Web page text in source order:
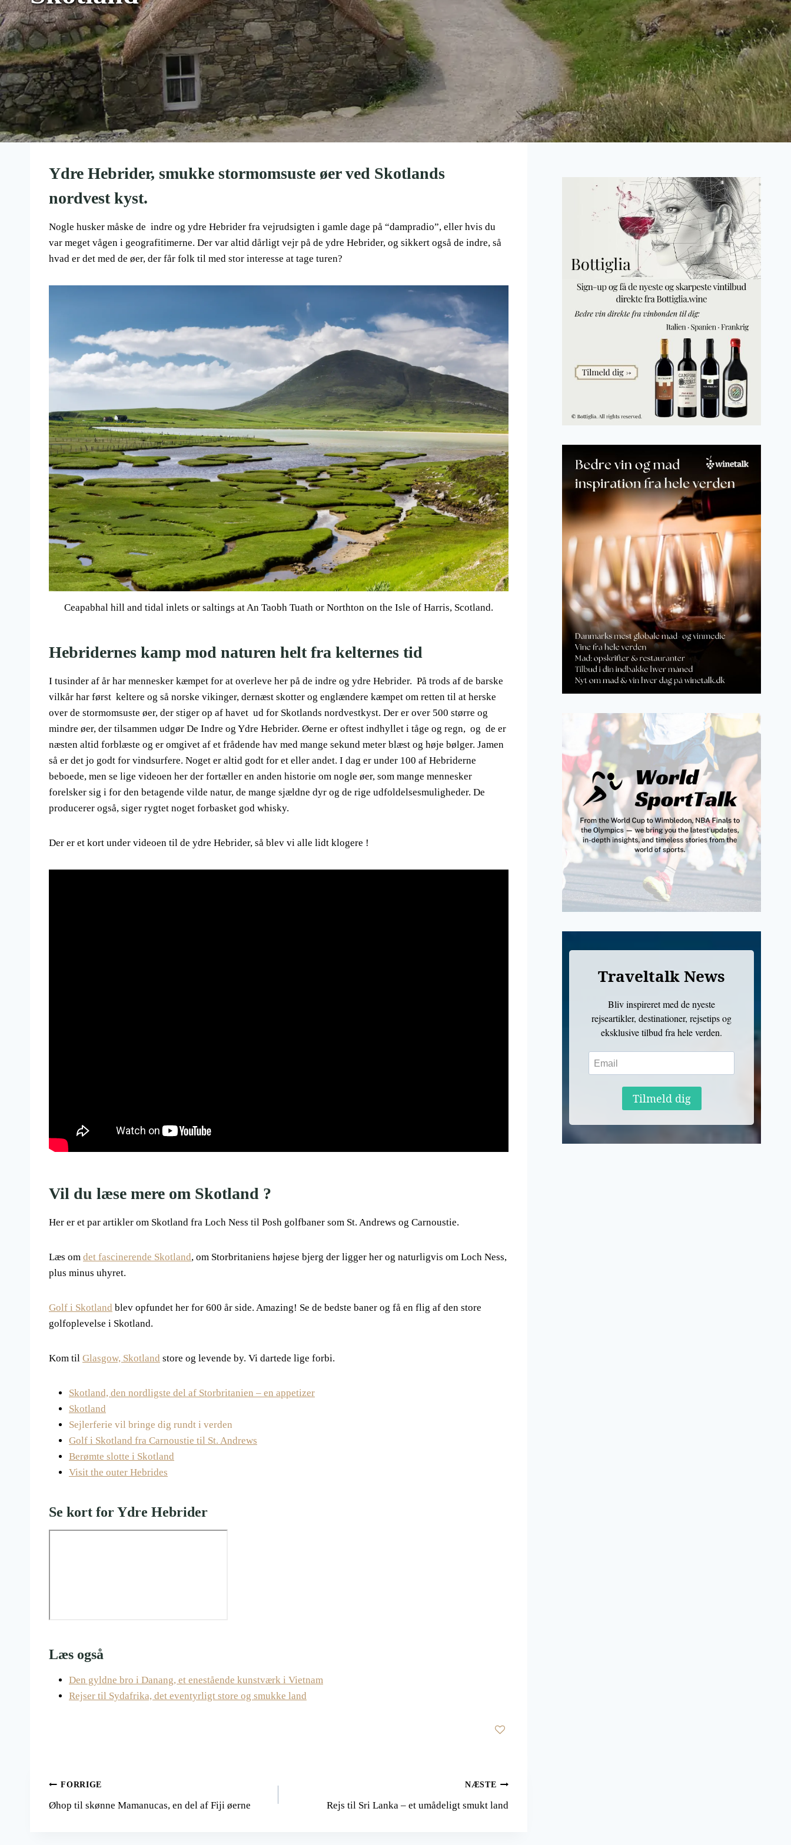
Ydre Hebrider, smukke stormomsuste øer ved Skotlands
nordvest kyst.
Nogle husker måske de indre og ydre Hebrider fra vejrudsigten i gamle dage på “dampradio”, eller hvis du
var meget vågen i geografitimerne. Der var altid dårligt vejr på de ydre Hebrider, og sikkert også de indre, så
hvad er det med de øer, der får folk til med stor interesse at tage turen?
Ceapabhal hill and tidal inlets or saltings at An Taobh Tuath or Northton on the Isle of Harris, Scotland.
Hebridernes kamp mod naturen helt fra kelternes tid
I tusinder af år har mennesker kæmpet for at overleve her på de indre og ydre Hebrider. På trods af de barske
vilkår har først keltere og så norske vikinger, dernæst skotter og englændere kæmpet om retten til at herske
over de stormomsuste øer, der stiger op af havet ud for Skotlands nordvestkyst. Der er over 500 større og
mindre øer, der tilsammen udgør De Indre og Ydre Hebrider. Øerne er oftest indhyllet i tåge og regn, og de er
næsten altid forblæste og er omgivet af et frådende hav med mange sekund meter blæst og høje bølger. Jamen
så er det jo godt for vindsurfere. Noget er altid godt for et eller andet. I dag er under 100 af Hebriderne
beboede, men se lige videoen her der fortæller en anden historie om nogle øer, som mange mennesker
forelsker sig i for den betagende vilde natur, de mange sjældne dyr og de rige udfoldelsesmuligheder. De
producerer også, siger rygtet noget forbasket god whisky.
Der er et kort under videoen til de ydre Hebrider, så blev vi alle lidt klogere !
Vil du læse mere om Skotland ?
Her er et par artikler om Skotland fra Loch Ness til Posh golfbaner som St. Andrews og Carnoustie.
Læs om det fascinerende Skotland, om Storbritaniens højese bjerg der ligger her og naturligvis om Loch Ness,
plus minus uhyret.
Golf i Skotland blev opfundet her for 600 år side. Amazing! Se de bedste baner og få en flig af den store
golfoplevelse i Skotland.
Kom til Glasgow, Skotland store og levende by. Vi dartede lige forbi.
Skotland, den nordligste del af Storbritanien – en appetizer
Skotland
Sejlerferie vil bringe dig rundt i verden
Golf i Skotland fra Carnoustie til St. Andrews
Berømte slotte i Skotland
Visit the outer Hebrides
Se kort for Ydre Hebrider
Læs også
Den gyldne bro i Danang, et enestående kunstværk i Vietnam
Rejser til Sydafrika, det eventyrligt store og smukke land
Indlægsnavigation
FORRIGE
Øhop til skønne Mamanucas, en del af Fiji øerne
NÆSTE
Rejs til Sri Lanka – et umådeligt smukt land
Traveltalk News
Bliv inspireret med de nyeste
rejseartikler, destinationer, rejsetips og
eksklusive tilbud fra hele verden.
Tilmeld dig